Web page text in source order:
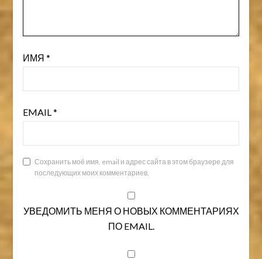
ИМЯ *
EMAIL*
Сохранить моё имя, email и адрес сайта в этом браузере для
последующих моих комментариев.
УВЕДОМИТЬ МЕНЯ О НОВЫХ КОММЕНТАРИЯХ
ПО EMAIL.